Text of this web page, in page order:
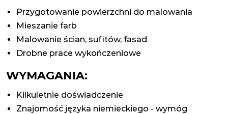
Przygotowanie powierzchni do malowania
Mieszanie farb
Malowanie ścian, sufitów, fasad
Drobne prace wykończeniowe
WYMAGANIA:
Kilkuletnie doświadczenie
Znajomość języka niemieckiego - wymóg